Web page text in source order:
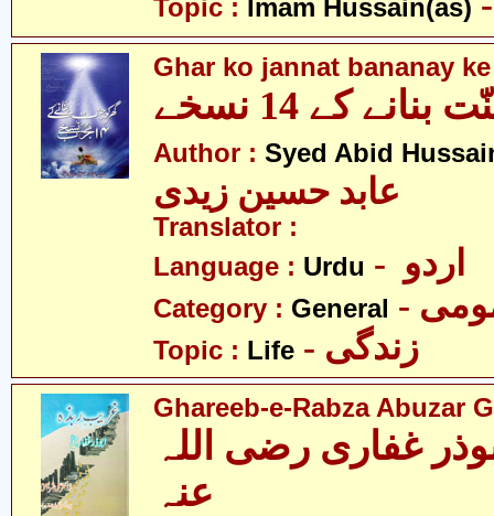
Topic : Imam Hussain(as)
Ghar ko jannat bananay
کے 14 نسخے
Author : Syed Abid
عابد حسین زیدی
Translator :
Language : Urdu
Category : General
Topic : Life
Ghareeb-e-Rabza Abuzar
غفاری رضی اللہ
عنہ